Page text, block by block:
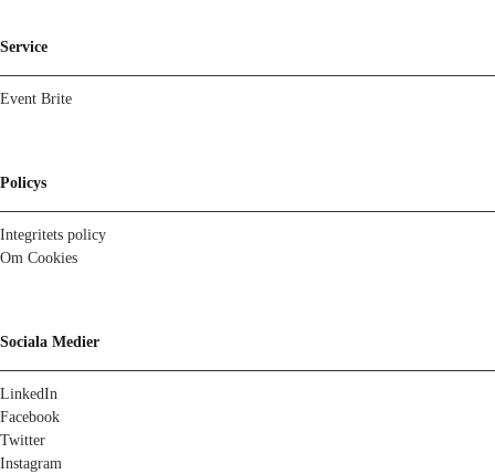
Service
Event Brite
Policys
Integritets policy
Om Cookies
Sociala Medier
LinkedIn
Facebook
Twitter
Instagram